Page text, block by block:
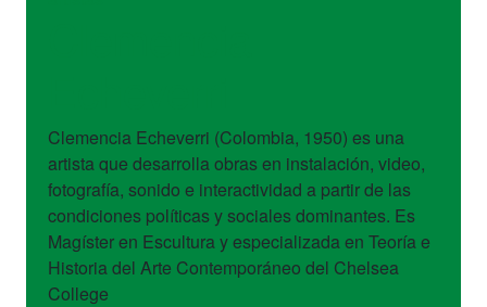
Clemencia Echeverri (Colombia, 1950) es una
artista que desarrolla obras en instalación, video,
fotografía, sonido e interactividad a partir de las
condiciones políticas y sociales dominantes. Es
Magíster en Escultura y especializada en Teoría e
Historia del Arte Contemporáneo del Chelsea
College